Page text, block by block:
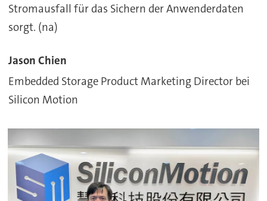
Stromausfall für das Sichern der Anwenderdaten
sorgt. (na)
Jason Chien
Embedded Storage Product Marketing Director bei
Silicon Motion